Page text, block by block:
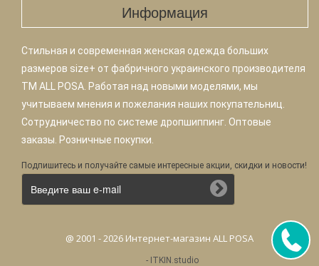
Информация
Стильная и современная женская одежда больших
размеров size+ от фабричного украинского производителя
TM ALL POSA. Работая над новыми моделями, мы
учитываем мнения и пожелания наших покупательниц.
Сотрудничество по системе дропшиппинг. Оптовые
заказы. Розничные покупки.
Подпишитесь и получайте самые интересные акции, скидки и новости!
@ 2001 - 2026 Интернет-магазин ALL POSA
- ITKIN.studio